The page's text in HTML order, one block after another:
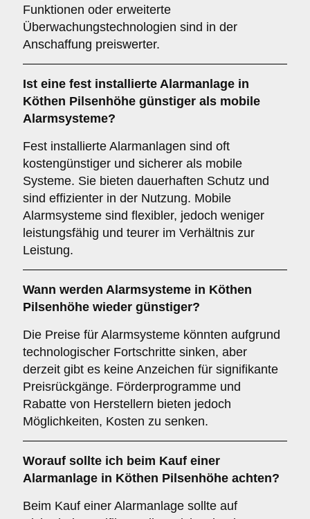
Funktionen oder erweiterte
Überwachungstechnologien sind in der
Anschaffung preiswerter.
Ist eine fest installierte Alarmanlage in
Köthen Pilsenhöhe günstiger als mobile
Alarmsysteme?
Fest installierte Alarmanlagen sind oft
kostengünstiger und sicherer als mobile
Systeme. Sie bieten dauerhaften Schutz und
sind effizienter in der Nutzung. Mobile
Alarmsysteme sind flexibler, jedoch weniger
leistungsfähig und teurer im Verhältnis zur
Leistung.
Wann werden Alarmsysteme in Köthen
Pilsenhöhe wieder günstiger?
Die Preise für Alarmsysteme könnten aufgrund
technologischer Fortschritte sinken, aber
derzeit gibt es keine Anzeichen für signifikante
Preisrückgänge. Förderprogramme und
Rabatte von Herstellern bieten jedoch
Möglichkeiten, Kosten zu senken.
Worauf sollte ich beim Kauf einer
Alarmanlage in Köthen Pilsenhöhe achten?
Beim Kauf einer Alarmanlage sollte auf